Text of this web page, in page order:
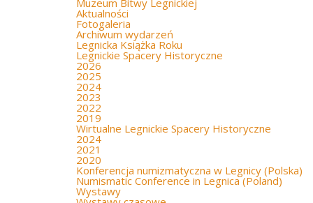
Muzeum Bitwy Legnickiej
Aktualności
Fotogaleria
Archiwum wydarzeń
Legnicka Książka Roku
Legnickie Spacery Historyczne
2026
2025
2024
2023
2022
2019
Wirtualne Legnickie Spacery Historyczne
2024
2021
2020
Konferencja numizmatyczna w Legnicy (Polska)
Numismatic Conference in Legnica (Poland)
Wystawy